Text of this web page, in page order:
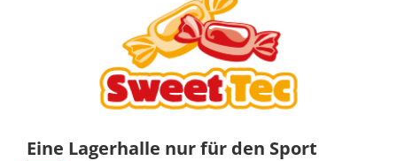
Eine Lagerhalle nur für den Sport